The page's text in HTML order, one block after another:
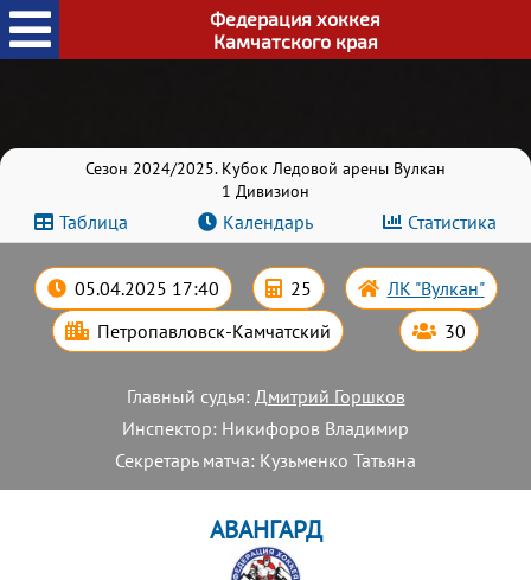
Федерация хоккея
Камчатского края
Сезон 2024/2025. Кубок Ледовой арены Вулкан
1 Дивизион
Таблица Календарь Статистика
05.04.2025 17:40 25 ЛК "Вулкан"
Петропавловск-Камчатский 30
Главный судья: Дмитрий Горшков
Инспектор: Никифоров Владимир
Секретарь матча: Кузьменко Татьяна
АВАНГАРД